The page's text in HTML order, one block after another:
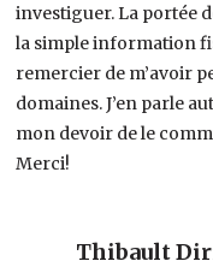
investiguer. La portée
la simple information
remercier de m’avoir
domaines. J’en parle
mon devoir de le
Merci!
Thibault